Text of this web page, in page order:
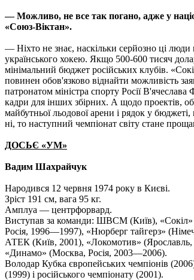
— Можливо, не все так погано, адже у
«Союз-Віктан».
— Ніхто не знає, наскільки серйозно ці люди
українського хокею. Якщо 500-600 тисяч
мінімальний бюджет російських клубів.
повинен обов'язково віднайти можливість
патронатом міністра спорту Росії
кадри для інших збірних. А щодо проектів,
майбутньої льодової арени і рядок у
ні, то наступний чемпіонат світу стане
ДОСЬЄ «УМ»
Вадим Шахрайчук
Народився 12 червня 1974 року в Києві.
Зріст 191 см, вага 95 кг.
Амплуа — центрфорвард.
Виступав за команди: ШВСМ (Київ), «Сокіл»
Росія, 1996—1997), «Нюрберг тайгерз»
АТЕК (Київ, 2001), «Локомотив»
«Динамо» (Москва, Росія, 2003—2006).
Володар Кубка європейських чемпіонів
(1999) і російського чемпіонату (2001).